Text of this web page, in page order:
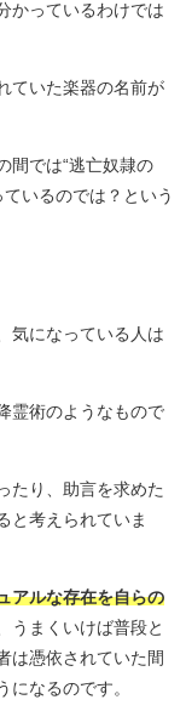
かっているわけでは
ていた楽器の名前が
間では“逃亡奴隷の
いるのでは？という
気になっている人は
霊術のようなもので
たり、助言を求めた
と考えられていま
アルな存在を自らの
うまくいけば普段と
は憑依されていた間
になるのです。